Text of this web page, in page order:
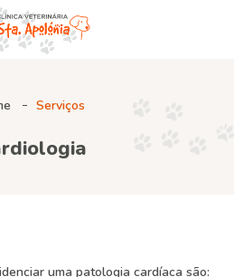
Serviços
uma patologia cardíaca são: